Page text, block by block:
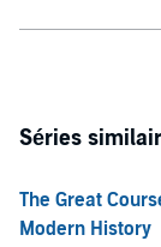
Séries
The Great
Modern History